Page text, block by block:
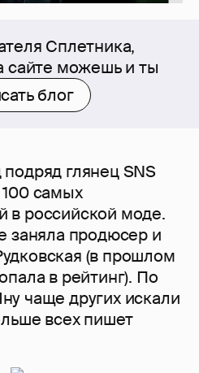
Сплетника,
сайте можешь и ты
блог
глянец SNS
100 самых
в российской моде.
заняла продюсер и
(в прошлом
в рейтинг). По
чаще других искали
всех пишет